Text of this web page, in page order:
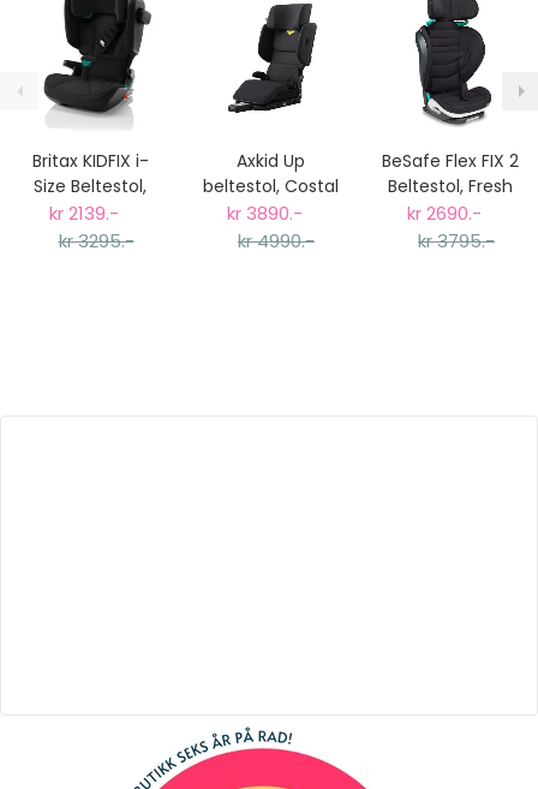
Britax KIDFIX i-
Size Beltestol,
Cosmos Black
kr 2139.-
kr 3295.-
Axkid Up
beltestol, Costal
Storm Black
kr 3890.-
kr 4990.-
BeSafe Flex FIX 2
Beltestol, Fresh
Black Cab
kr 2690.-
kr 3795.-